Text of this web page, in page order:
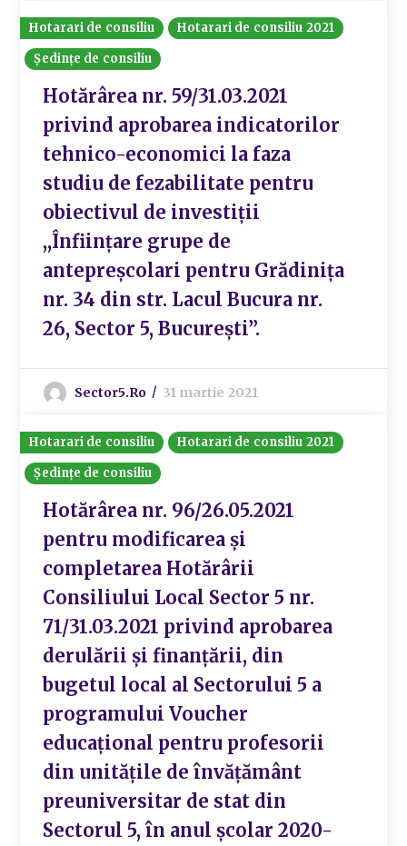
Hotarari de consiliu
Hotarari de consiliu 2021
Ședințe de consiliu
Hotărârea nr. 59/31.03.2021
privind aprobarea indicatorilor
tehnico-economici la faza
studiu de fezabilitate pentru
obiectivul de investiții
,,Înființare grupe de
antepreșcolari pentru Grădinița
nr. 34 din str. Lacul Bucura nr.
26, Sector 5, București”.
Sector5.ro 31 martie 2021
Hotarari de consiliu
Hotarari de consiliu 2021
Ședințe de consiliu
Hotărârea nr. 96/26.05.2021
pentru modificarea și
completarea Hotărârii
Consiliului Local Sector 5 nr.
71/31.03.2021 privind aprobarea
derulării şi finanţării, din
bugetul local al Sectorului 5 a
programului Voucher
educaţional pentru profesorii
din unităţile de învăţământ
preuniversitar de stat din
Sectorul 5, în anul şcolar 2020-